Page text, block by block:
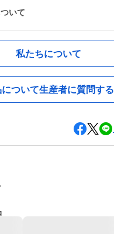
いて
私たちについて
ついて生産者に質問する